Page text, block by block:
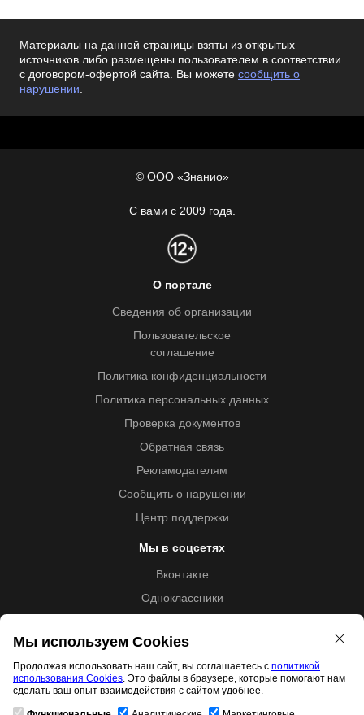
Материалы на данной страницы взяты из открытых
источников либо размещены пользователем в соответствии
с договором-офертой сайта. Вы можете сообщить о
нарушении.
© ООО «Знанио»
С вами с 2009 года.
О портале
Сведения об организации
Пользовательское
соглашение
Политика конфиденциальности
Политика персональных данных
Проверка документов
Обратная связь
Рекламодателям
Сообщить о нарушении
Центр поддержки
Мы в соцсетях
Вконтакте
Одноклассники
Образовательная лицензия №5257 от 09.09.2020 (Л035-
01253-67/00192487)
Мы используем Cookies
Продолжая использовать наш сайт, вы соглашаетесь с политикой
использования Cookies. Это файлы в браузере, которые помогают нам
сделать ваш опыт взаимодействия с сайтом удобнее.